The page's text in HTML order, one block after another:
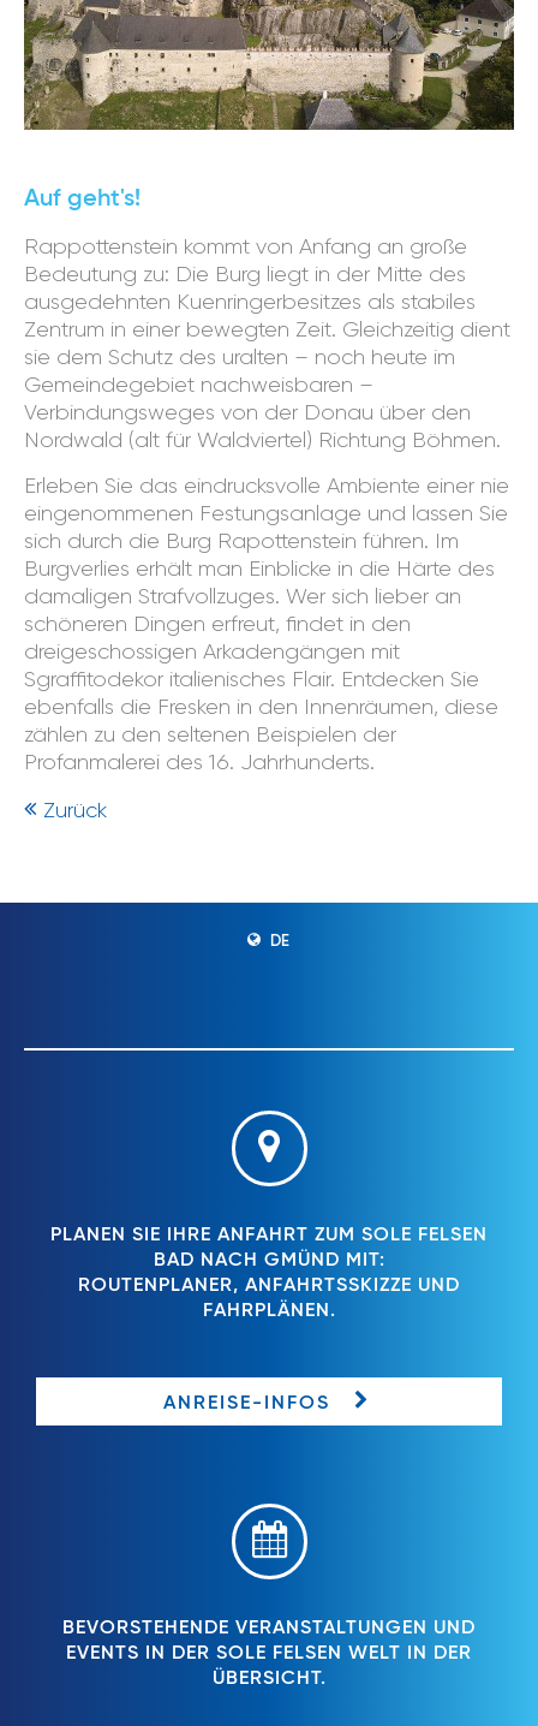
Auf geht's!
Rappottenstein kommt von Anfang an große
Bedeutung zu: Die Burg liegt in der Mitte des
ausgedehnten Kuenringerbesitzes als stabiles
Zentrum in einer bewegten Zeit. Gleichzeitig dient
sie dem Schutz des uralten – noch heute im
Gemeindegebiet nachweisbaren –
Verbindungsweges von der Donau über den
Nordwald (alt für Waldviertel) Richtung Böhmen.
Erleben Sie das eindrucksvolle Ambiente einer nie
eingenommenen Festungsanlage und lassen Sie
sich durch die Burg Rapottenstein führen. Im
Burgverlies erhält man Einblicke in die Härte des
damaligen Strafvollzuges. Wer sich lieber an
schöneren Dingen erfreut, findet in den
dreigeschossigen Arkadengängen mit
Sgraffitodekor italienisches Flair. Entdecken Sie
ebenfalls die Fresken in den Innenräumen, diese
zählen zu den seltenen Beispielen der
Profanmalerei des 16. Jahrhunderts.
Zurück
DE
PLANEN SIE IHRE ANFAHRT ZUM SOLE FELSEN
BAD NACH GMÜND MIT:
ROUTENPLANER, ANFAHRTSSKIZZE UND
FAHRPLÄNEN.
ANREISE-INFOS
BEVORSTEHENDE VERANSTALTUNGEN UND
EVENTS IN DER SOLE FELSEN WELT IN DER
ÜBERSICHT.